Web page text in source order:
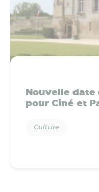
Nouvelle
pour Ciné et
Culture